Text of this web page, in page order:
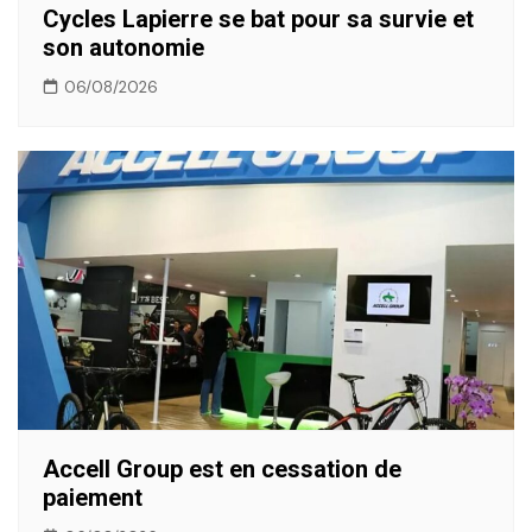
Cycles Lapierre se bat pour sa survie et
son autonomie
06/08/2026
Accell Group est en cessation de
paiement